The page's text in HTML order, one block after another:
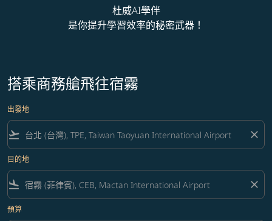
杜威AI學伴
是你提升學習效率的秘密武器！
搭乘商務艙飛往宿霧
出發地
flight_takeoff close
目的地
flight_land close
預算